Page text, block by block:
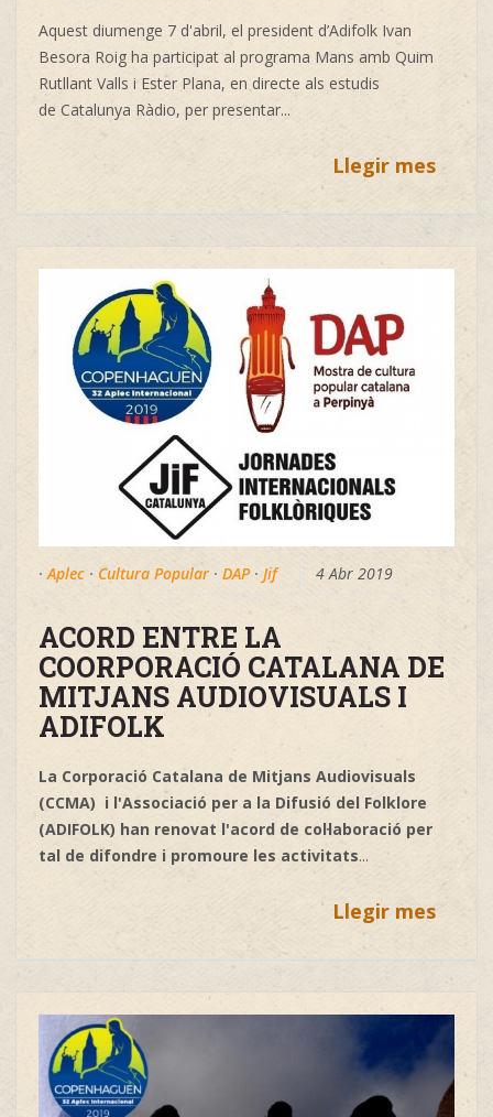
Aquest diumenge 7 d'abril, el president d’Adifolk Ivan
Besora Roig ha participat al programa Mans amb Quim
Rutllant Valls i Ester Plana, en directe als estudis
de Catalunya Ràdio, per presentar...
Llegir mes
·Aplec · Cultura Popular · DAP· Jif 4 Abr 2019
ACORD ENTRE LA
COORPORACIÓ CATALANA DE
MITJANS AUDIOVISUALS I
ADIFOLK
La Corporació Catalana de Mitjans Audiovisuals
(CCMA) i l'Associació per a la Difusió del Folklore
(ADIFOLK) han renovat l'acord de col·laboració per
tal de difondre i promoure les activitats...
Llegir mes